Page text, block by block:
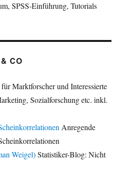
SPSS-Einführung, Tutorials
CO
Marktforscher und Interessierte
Sozialforschung etc. inkl.
Anregende
Weigel)Statistiker-Blog: Nicht